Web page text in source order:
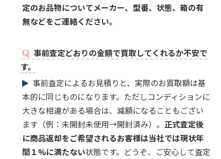
定のお品物についてメーカー、型番、状態、箱の有
無などをご連絡ください。
事前査定どおりの金額で買取してくれるか不安で
す。
事前査定によるお見積りと、実際のお買取額は基
本的に同じものになります。ただしコンディションに
大きな相違がある場合は、減額になることもござい
ます（例：未開封未使用→開封済み）。 正式査定後
に商品返却をご希望されるお客様は当社では現状年
間１%に満たない状態です。どうぞ、ご安心して査定